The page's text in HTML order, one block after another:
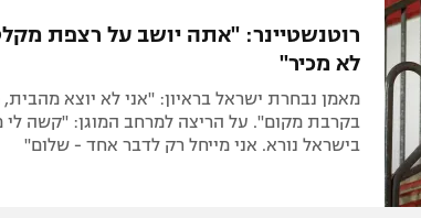
הפועל חיפה
הפועל באר שבע
מכבי נתניה
בני יהודה
ליגות נוספות
רוטנשטיינר: "אתה יושב על רצפת
לא מכיר"
מאמן נבחרת ישראל בראיון: "אני לא יוצא
בקרבת מקום". על הריצה למרחב המוגן: "קשה
בישראל נורא. אני מייחל רק לדבר אחד - שלום"